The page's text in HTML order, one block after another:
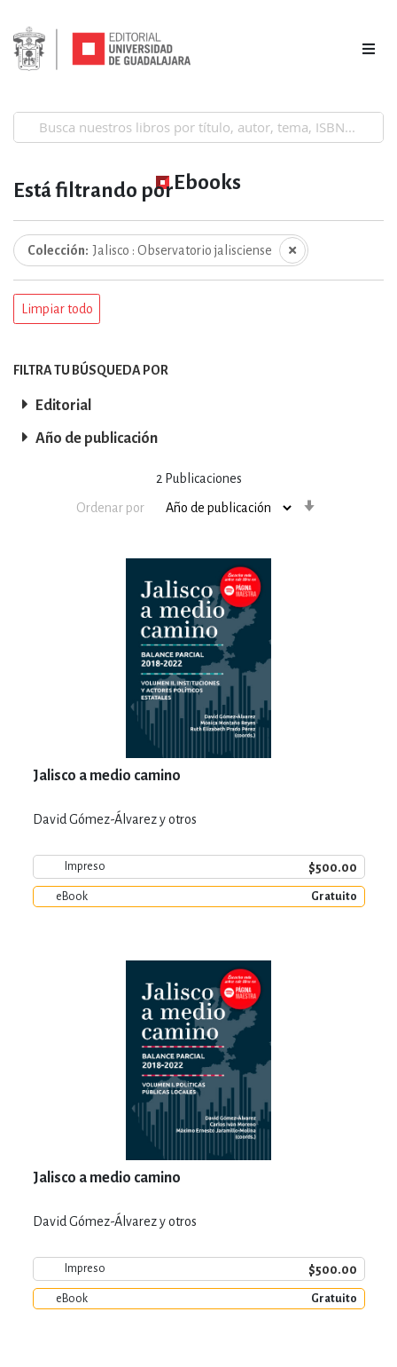
Ebooks
2 Publicaciones
Ordenar por
Jalisco a medio camino
David Gómez-Álvarez y otros
Impreso $500.00
eBook Gratuito
Jalisco a medio camino
David Gómez-Álvarez y otros
Impreso $500.00
eBook Gratuito
Está filtrando por
Colección Jalisco : Observatorio jalisciense
Limpiar todo
FILTRA TU BÚSQUEDA POR
Editorial
Año de publicación